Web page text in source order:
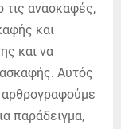
τις ανασκαφές,
και
και να
Αυτός
αρθρογραφούμε
παράδειγμα,